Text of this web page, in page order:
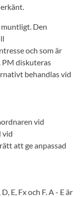
Den
och som är
PM diskuteras
behandlas vid
vid
vid
att ge anpassad
E, Fx och F. A - E är